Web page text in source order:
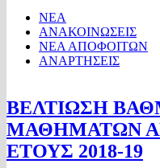
ΝΕΑ
ΑΝΑΚΟΙΝΩΣΕΙΣ
ΝΕΑ ΑΠΟΦΟΙΤΩΝ
ΑΝΑΡΤΗΣΕΙΣ
ΒΕΛΤΙΩΣΗ
ΜΑΘΗΜΑΤΩΝ
ΕΤΟΥΣ 2018-19